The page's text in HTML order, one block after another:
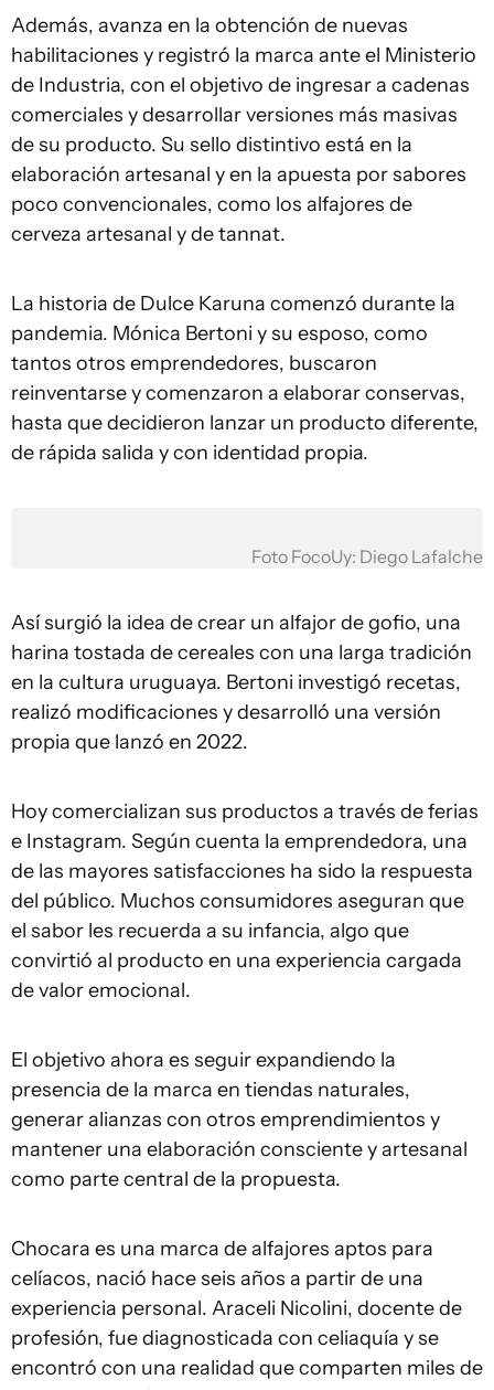
Además, avanza en la obtención de nuevas
habilitaciones y registró la marca ante el Ministerio
de Industria, con el objetivo de ingresar a cadenas
comerciales y desarrollar versiones más masivas
de su producto. Su sello distintivo está en la
elaboración artesanal y en la apuesta por sabores
poco convencionales, como los alfajores de
cerveza artesanal y de tannat.
La historia de Dulce Karuna comenzó durante la
pandemia. Mónica Bertoni y su esposo, como
tantos otros emprendedores, buscaron
reinventarse y comenzaron a elaborar conservas,
hasta que decidieron lanzar un producto diferente,
de rápida salida y con identidad propia.
Foto FocoUy: Diego Lafalche
Así surgió la idea de crear un alfajor de gofio, una
harina tostada de cereales con una larga tradición
en la cultura uruguaya. Bertoni investigó recetas,
realizó modificaciones y desarrolló una versión
propia que lanzó en 2022.
Hoy comercializan sus productos a través de ferias
e Instagram. Según cuenta la emprendedora, una
de las mayores satisfacciones ha sido la respuesta
del público. Muchos consumidores aseguran que
el sabor les recuerda a su infancia, algo que
convirtió al producto en una experiencia cargada
de valor emocional.
El objetivo ahora es seguir expandiendo la
presencia de la marca en tiendas naturales,
generar alianzas con otros emprendimientos y
mantener una elaboración consciente y artesanal
como parte central de la propuesta.
Chocara es una marca de alfajores aptos para
celíacos, nació hace seis años a partir de una
experiencia personal. Araceli Nicolini, docente de
profesión, fue diagnosticada con celiaquía y se
encontró con una realidad que comparten miles de